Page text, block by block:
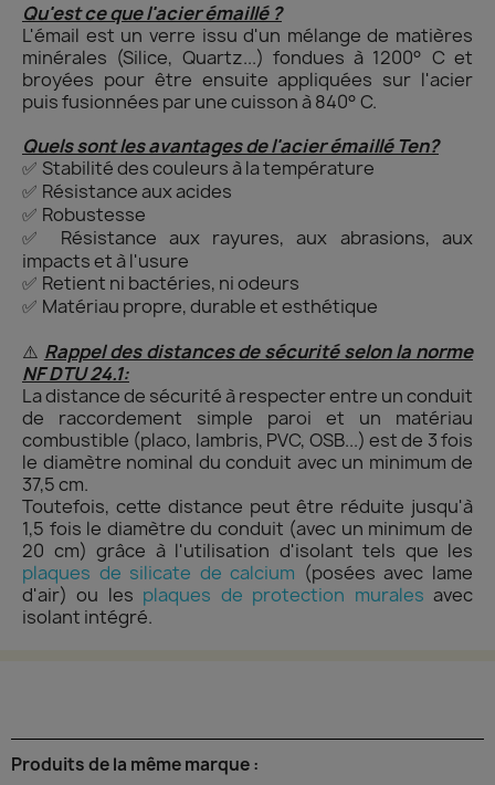
Qu'est ce que l'acier émaillé ?
L'émail est un verre issu d'un mélange de matières
minérales (Silice, Quartz...) fondues à 1200° C et
broyées pour être ensuite appliquées sur l'acier
puis fusionnées par une cuisson à 840° C.
Quels sont les avantages de l'acier émaillé Ten?
✅ Stabilité des couleurs à la température
✅ Résistance aux acides
✅ Robustesse
✅ Résistance aux rayures, aux abrasions, aux
impacts et à l'usure
✅ Retient ni bactéries, ni odeurs
✅ Matériau propre, durable et esthétique
⚠️ Rappel des distances de sécurité selon la norme
NF DTU 24.1:
La distance de sécurité à respecter entre un conduit
de raccordement simple paroi et un matériau
combustible (placo, lambris, PVC, OSB...) est de 3 fois
le diamètre nominal du conduit avec un minimum de
37,5 cm.
Toutefois, cette distance peut être réduite jusqu'à
1,5 fois le diamètre du conduit (avec un minimum de
20 cm) grâce à l'utilisation d'isolant tels que les
plaques de silicate de calcium (posées avec lame
d'air) ou les plaques de protection murales avec
isolant intégré.
Produits de la même marque :